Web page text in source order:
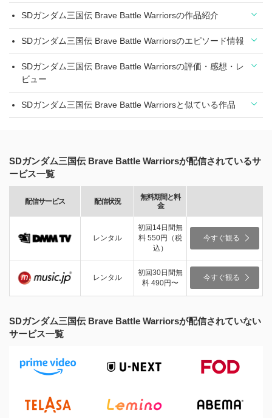
SDガンダム三国伝 Brave Battle Warriorsの作品紹介
SDガンダム三国伝 Brave Battle Warriorsのエピソード情報
SDガンダム三国伝 Brave Battle Warriorsの評価・感想・レ
ビュー
SDガンダム三国伝 Brave Battle Warriorsと似ている作品
SDガンダム三国伝 Brave Battle Warriorsが配信されているサ
ービス一覧
配信サービス 配信状況
無料期間と料
金
レンタル
初回14日間無
料 550円（税
込）
今すぐ観る
レンタル
初回30日間無
料 490円〜
今すぐ観る
SDガンダム三国伝 Brave Battle Warriorsが配信されていない
サービス一覧